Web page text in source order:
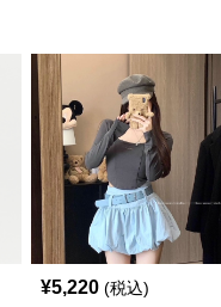
¥5,220 (税込)